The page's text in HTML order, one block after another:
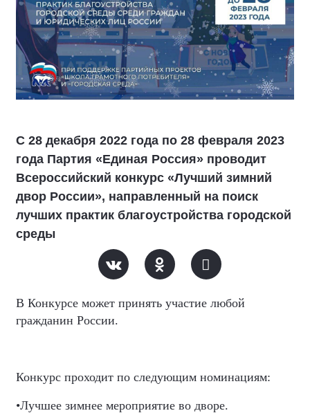
С 28 декабря 2022 года по 28 февраля 2023
года Партия «Единая Россия» проводит
Всероссийский конкурс «Лучший зимний
двор России», направленный на поиск
лучших практик благоустройства городской
среды
В Конкурсе может принять участие любой
гражданин России.
Конкурс проходит по следующим номинациям:
•​Лучшее зимнее мероприятие во дворе.